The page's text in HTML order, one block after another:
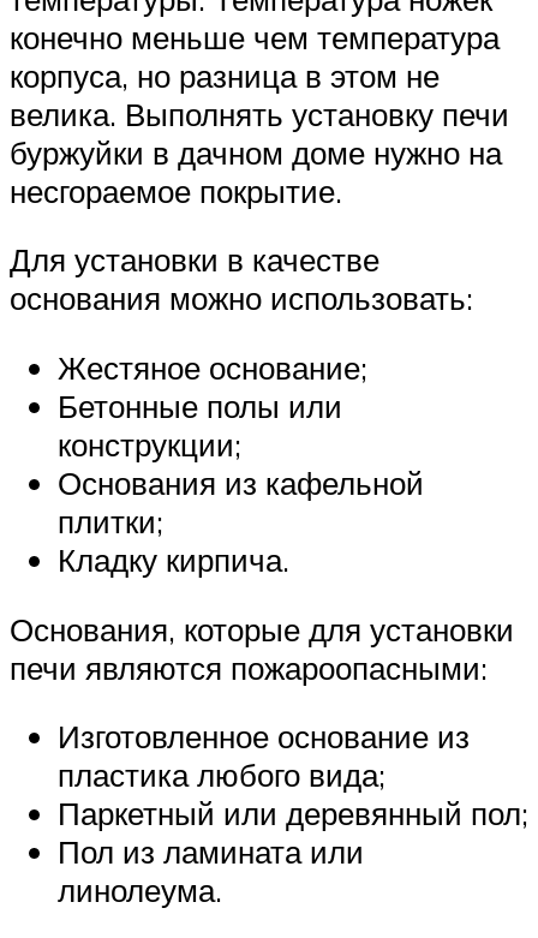
конечно меньше чем температура
корпуса, но разница в этом не
велика. Выполнять установку печи
буржуйки в дачном доме нужно на
несгораемое покрытие.
Для установки в качестве
основания можно использовать:
Жестяное основание;
Бетонные полы или
конструкции;
Основания из кафельной
плитки;
Кладку кирпича.
Основания, которые для установки
печи являются пожароопасными:
Изготовленное основание из
пластика любого вида;
Паркетный или деревянный пол;
Пол из ламината или
линолеума.